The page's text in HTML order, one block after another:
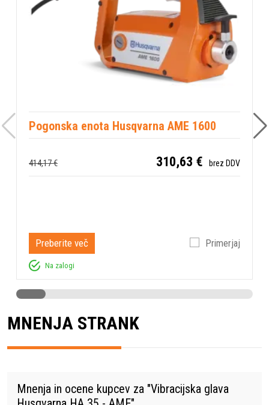
Pogonska enota Husqvarna AME 1600
414,17 € 310,63 € brez DDV
Preberite več Primerjaj
Na zalogi
MNENJA STRANK
Mnenja in ocene kupcev za "Vibracijska glava